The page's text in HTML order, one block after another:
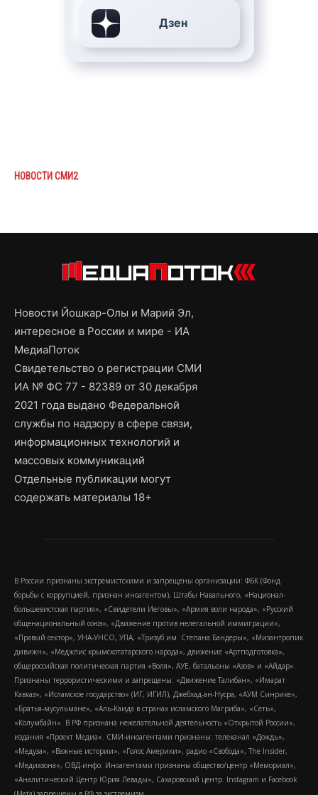
Дзен
НОВОСТИ СМИ2
Новости Йошкар-Олы и Марий Эл,
интересное в России и мире - ИА
МедиаПоток
Свидетельство о регистрации СМИ
ИА № ФС 77 - 82389 от 30 декабря
2021 года выдано Федеральной
службы по надзору в сфере связи,
информационных технологий и
массовых коммуникаций
Отдельные публикации могут
содержать материалы 18+
В России признаны экстремистскими и запрещены организации: ФБК (Фонд
борьбы с коррупцией, признан иноагентом), Штабы Навального, «Национал-
большевистская партия», «Свидетели Иеговы», «Армия воли народа», «Русский
общенациональный союз», «Движение против нелегальной иммиграции»,
«Правый сектор», УНА-УНСО, УПА, «Тризуб им. Степана Бандеры», «Мизантропик
дивижн», «Меджлис крымскотатарского народа», движение «Артподготовка»,
общероссийская политическая партия «Воля», АУЕ, батальоны «Азов» и «Айдар».
Признаны террористическими и запрещены: «Движение Талибан», «Имарат
Кавказ», «Исламское государство» (ИГ, ИГИЛ), Джебхад-ан-Нусра, «АУМ Синрике»,
«Братья-мусульмане», «Аль-Каида в странах исламского Магриба», «Сеть»,
«Колумбайн». В РФ признана нежелательной деятельность «Открытой России»,
издания «Проект Медиа». СМИ-иноагентами признаны: телеканал «Дождь»,
«Медуза», «Важные истории», «Голос Америки», радио «Свобода», The Insider,
«Медиазона», ОВД-инфо. Иноагентами признаны общество/центр «Мемориал»,
«Аналитический Центр Юрия Левады», Сахаровский центр. Instagram и Facebook